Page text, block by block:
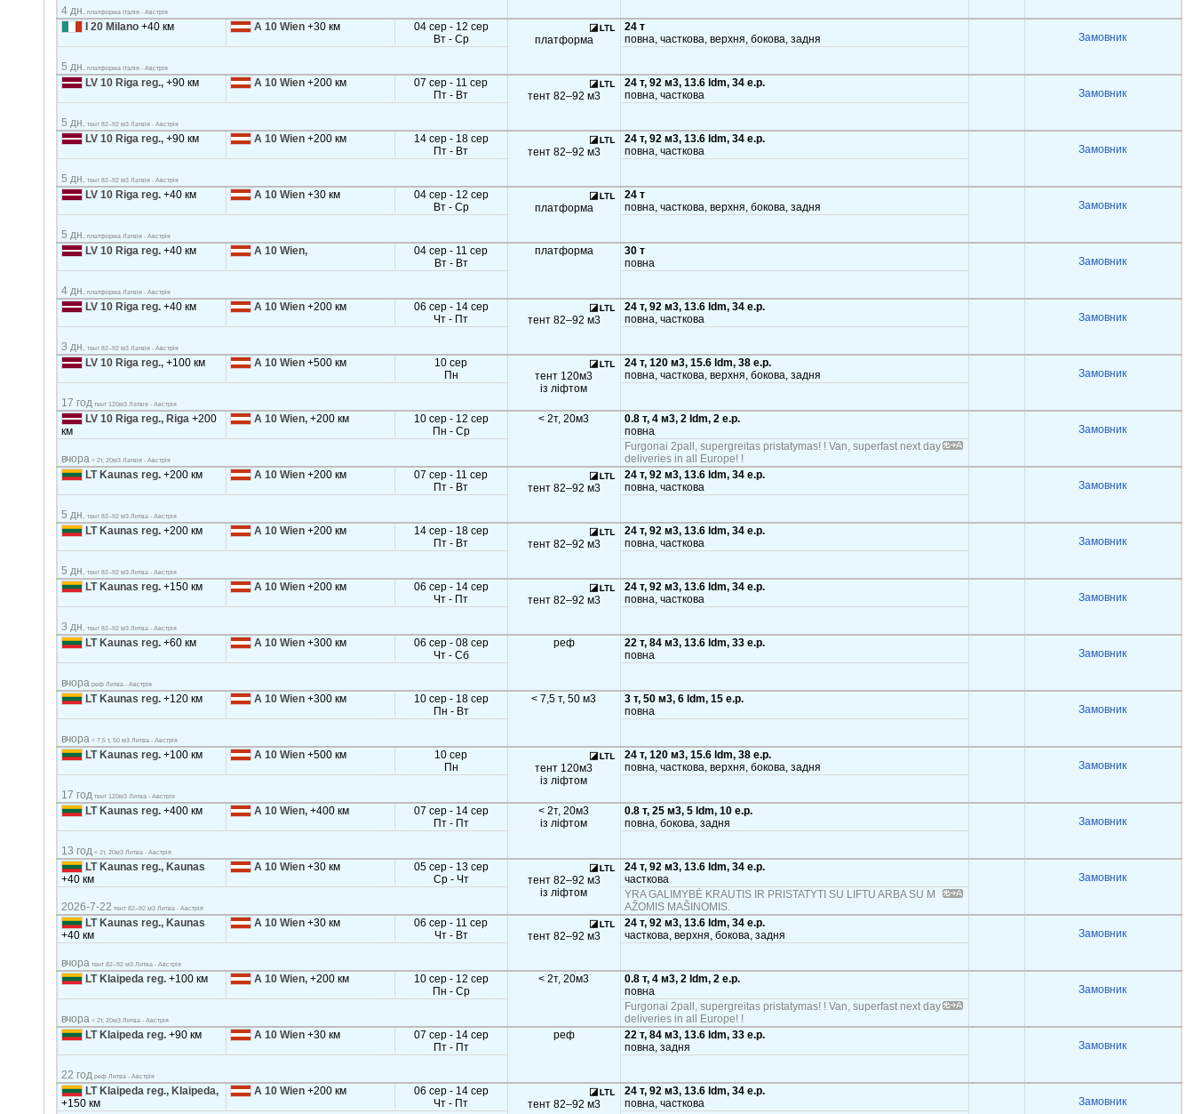
4 дн. платформа Італія - Австрія
I 20 Milano +40 км A 10 Wien +30 км
04 сер - 12 сер
Вт - Ср
платформа
24 т
повна, часткова, верхня, бокова, задня
Замовник
5 дн. платформа Італія - Австрія
LV 10 Riga reg., +90 км A 10 Wien +200 км
07 сер - 11 сер
Пт - Вт
тент 82–92 м3
24 т, 92 м3, 13.6 ldm, 34 e.p.
повна, часткова
Замовник
5 дн. тент 82–92 м3 Латвія - Австрія
LV 10 Riga reg., +90 км A 10 Wien +200 км
14 сер - 18 сер
Пт - Вт
тент 82–92 м3
24 т, 92 м3, 13.6 ldm, 34 e.p.
повна, часткова
Замовник
5 дн. тент 82–92 м3 Латвія - Австрія
LV 10 Riga reg. +40 км A 10 Wien +30 км
04 сер - 12 сер
Вт - Ср
платформа
24 т
повна, часткова, верхня, бокова, задня
Замовник
5 дн. платформа Латвія - Австрія
LV 10 Riga reg. +40 км A 10 Wien,
04 сер - 11 сер
Вт - Вт
платформа
30 т
повна
Замовник
4 дн. платформа Латвія - Австрія
LV 10 Riga reg. +40 км A 10 Wien +200 км
06 сер - 14 сер
Чт - Пт
тент 82–92 м3
24 т, 92 м3, 13.6 ldm, 34 e.p.
повна, часткова
Замовник
3 дн. тент 82–92 м3 Латвія - Австрія
LV 10 Riga reg., +100 км A 10 Wien +500 км
10 сер
Пн
тент 120м3
із ліфтом
24 т, 120 м3, 15.6 ldm, 38 e.p.
повна, часткова, верхня, бокова, задня
Замовник
17 год тент 120м3 Латвія - Австрія
LV 10 Riga reg., Riga +200
км
A 10 Wien, +200 км
10 сер - 12 сер
Пн - Ср
< 2т, 20м3
0.8 т, 4 м3, 2 ldm, 2 e.p.
повна
Замовник
вчора < 2т, 20м3 Латвія - Австрія
Furgonai 2pall, supergreitas pristatymas! ! Van, superfast next day
deliveries in all Europe! !
LT Kaunas reg. +200 км A 10 Wien +200 км
07 сер - 11 сер
Пт - Вт
тент 82–92 м3
24 т, 92 м3, 13.6 ldm, 34 e.p.
повна, часткова
Замовник
5 дн. тент 82–92 м3 Литва - Австрія
LT Kaunas reg. +200 км A 10 Wien +200 км
14 сер - 18 сер
Пт - Вт
тент 82–92 м3
24 т, 92 м3, 13.6 ldm, 34 e.p.
повна, часткова
Замовник
5 дн. тент 82–92 м3 Литва - Австрія
LT Kaunas reg. +150 км A 10 Wien +200 км
06 сер - 14 сер
Чт - Пт
тент 82–92 м3
24 т, 92 м3, 13.6 ldm, 34 e.p.
повна, часткова
Замовник
3 дн. тент 82–92 м3 Литва - Австрія
LT Kaunas reg. +60 км A 10 Wien +300 км
06 сер - 08 сер
Чт - Сб
реф
22 т, 84 м3, 13.6 ldm, 33 e.p.
повна
Замовник
вчора реф Литва - Австрія
LT Kaunas reg. +120 км A 10 Wien +300 км
10 сер - 18 сер
Пн - Вт
< 7,5 т, 50 м3
3 т, 50 м3, 6 ldm, 15 e.p.
повна
Замовник
вчора < 7,5 т, 50 м3 Литва - Австрія
LT Kaunas reg. +100 км A 10 Wien +500 км
10 сер
Пн
тент 120м3
із ліфтом
24 т, 120 м3, 15.6 ldm, 38 e.p.
повна, часткова, верхня, бокова, задня
Замовник
17 год тент 120м3 Литва - Австрія
LT Kaunas reg. +400 км A 10 Wien, +400 км
07 сер - 14 сер
Пт - Пт
< 2т, 20м3
із ліфтом
0.8 т, 25 м3, 5 ldm, 10 e.p.
повна, бокова, задня
Замовник
13 год < 2т, 20м3 Литва - Австрія
LT Kaunas reg., Kaunas
+40 км
A 10 Wien +30 км
05 сер - 13 сер
Ср - Чт
тент 82–92 м3
із ліфтом
24 т, 92 м3, 13.6 ldm, 34 e.p.
часткова
Замовник
2026-7-22 тент 82–92 м3 Литва - Австрія
YRA GALIMYBĖ KRAUTIS IR PRISTATYTI SU LIFTU ARBA SU M
AŽOMIS MAŠINOMIS.
LT Kaunas reg., Kaunas
+40 км
A 10 Wien +30 км
06 сер - 11 сер
Чт - Вт
тент 82–92 м3
24 т, 92 м3, 13.6 ldm, 34 e.p.
часткова, верхня, бокова, задня
Замовник
вчора тент 82–92 м3 Литва - Австрія
LT Klaipeda reg. +100 км A 10 Wien, +200 км
10 сер - 12 сер
Пн - Ср
< 2т, 20м3
0.8 т, 4 м3, 2 ldm, 2 e.p.
повна
Замовник
вчора < 2т, 20м3 Литва - Австрія
Furgonai 2pall, supergreitas pristatymas! ! Van, superfast next day
deliveries in all Europe! !
LT Klaipeda reg. +90 км A 10 Wien +30 км
07 сер - 14 сер
Пт - Пт
реф
22 т, 84 м3, 13.6 ldm, 33 e.p.
повна, задня
Замовник
22 год реф Литва - Австрія
LT Klaipeda reg., Klaipeda,
+150 км
A 10 Wien +200 км
06 сер - 14 сер
Чт - Пт
тент 82–92 м3
24 т, 92 м3, 13.6 ldm, 34 e.p.
повна, часткова
Замовник